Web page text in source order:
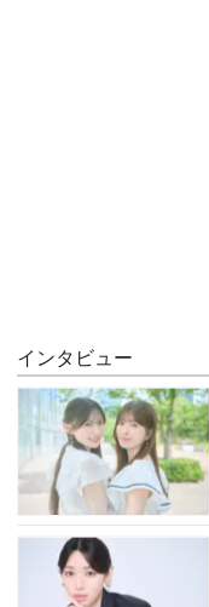
インタビュー